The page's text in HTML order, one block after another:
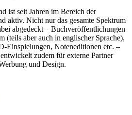
ist seit Jahren im Bereich der
aktiv. Nicht nur das gesamte Spektrum
abgedeckt – Buchveröffentlichungen
(teils aber auch in englischer Sprache),
Einspielungen, Noteneditionen etc. –
zudem für externe Partner
und Design.